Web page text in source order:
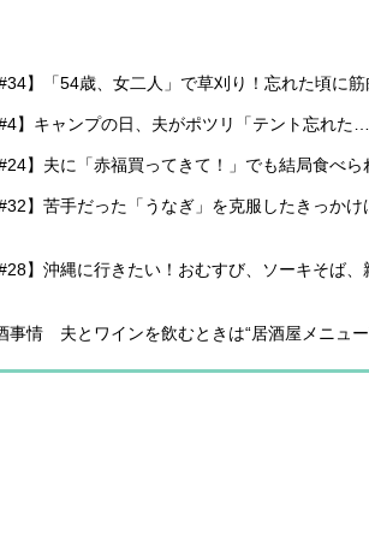
】「54歳、女二人」で草刈り！忘れた頃に
】キャンプの日、夫がポツリ「テント忘れた…
】夫に「赤福買ってきて！」でも結局食べ
】苦手だった「うなぎ」を克服したきっか
】沖縄に行きたい！おむすび、ソーキそば
事情 夫とワインを飲むときは“居酒屋メニュー